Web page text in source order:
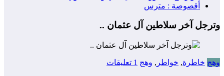
أقصوصة : مترس
وترجل آخر سلاطين آل عثمان ..
وهج خاطرة, خواطر , وهج 1 تعليقات